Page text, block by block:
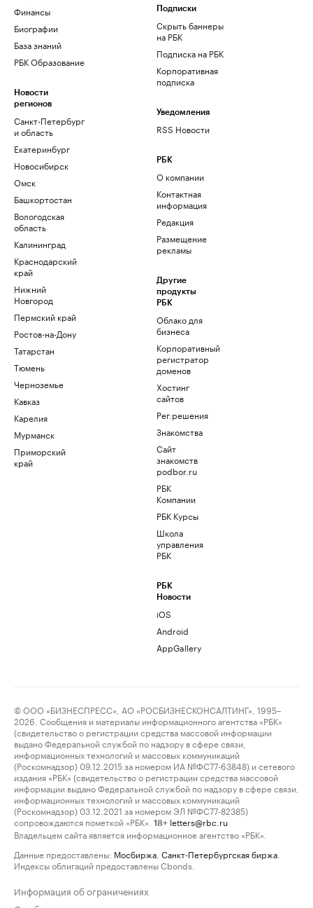
Финансы
Биографии
База знаний
РБК Образование
Новости
регионов
Санкт-Петербург
и область
Екатеринбург
Новосибирск
Омск
Башкортостан
Вологодская
область
Калининград
Краснодарский
край
Нижний
Новгород
Пермский край
Ростов-на-Дону
Татарстан
Тюмень
Черноземье
Кавказ
Карелия
Мурманск
Приморский
край
Подписки
Скрыть баннеры
на РБК
Подписка на РБК
Корпоративная
подписка
Уведомления
RSS Новости
РБК
О компании
Контактная
информация
Редакция
Размещение
рекламы
Другие
продукты
РБК
Облако для
бизнеса
Корпоративный
регистратор
доменов
Хостинг
сайтов
Рег.решения
Знакомства
Сайт
знакомств
podbor.ru
РБК
Компании
РБК Курсы
Школа
управления
РБК
РБК
Новости
iOS
Android
AppGallery
© ООО «БИЗНЕСПРЕСС», АО «РОСБИЗНЕСКОНСАЛТИНГ», 1995–
2026. Сообщения и материалы информационного агентства «РБК»
(свидетельство о регистрации средства массовой информации
выдано Федеральной службой по надзору в сфере связи,
информационных технологий и массовых коммуникаций
(Роскомнадзор) 09.12.2015 за номером ИА №ФС77-63848) и сетевого
издания «РБК» (свидетельство о регистрации средства массовой
информации выдано Федеральной службой по надзору в сфере связи,
информационных технологий и массовых коммуникаций
(Роскомнадзор) 03.12.2021 за номером ЭЛ №ФС77-82385)
сопровождаются пометкой «РБК».
18+ letters@rbc.ru
Владельцем сайта является информационное агентство «РБК».
Данные предоставлены: Мосбиржа Санкт-Петербургская биржа
Индексы облигаций предоставлены Cbonds.
Информация об ограничениях